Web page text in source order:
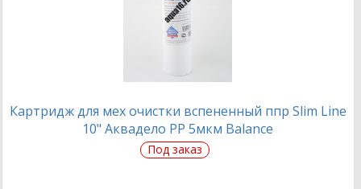
Картридж для мех очистки вспененный ппр Slim Line
10" Аквадело PP 5мкм Balance
Под заказ